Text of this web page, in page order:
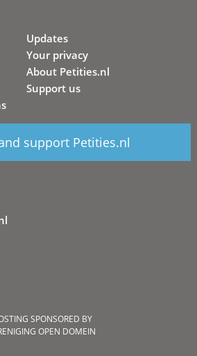
Updates
Your privacy
About Petities.nl
Support us
support Petities.nl
SPONSORED BY
OPEN DOMEIN